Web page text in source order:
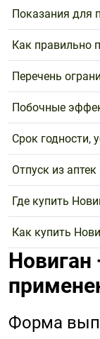
Показания для
Как правильно
Перечень
Побочные
Срок годности,
Отпуск из аптек
Где купить
Как купить
Новиган
Форма